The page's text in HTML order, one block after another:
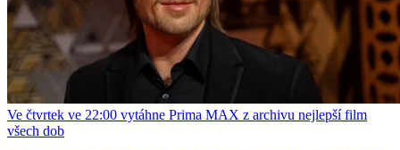
Ve čtvrtek ve 22:00 vytáhne Prima MAX z archivu nejlepší film
všech dob